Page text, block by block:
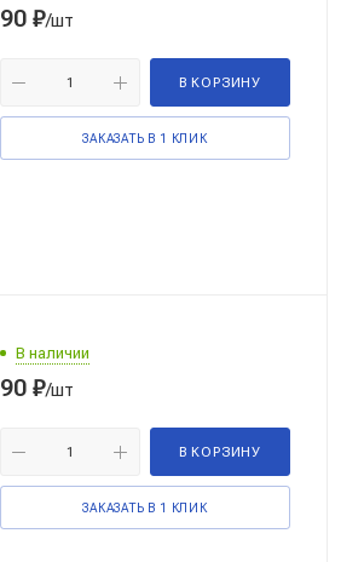
90 ₽/шт
В КОРЗИНУ
ЗАКАЗАТЬ В 1 КЛИК
В наличии
90 ₽/шт
В КОРЗИНУ
ЗАКАЗАТЬ В 1 КЛИК